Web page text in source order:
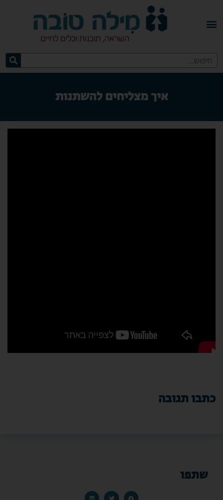
איך מצליחים להשתנות
כתבו תגובה
שתפו